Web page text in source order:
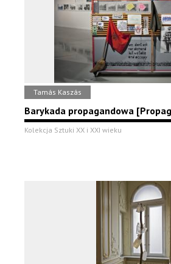
Tamás Kaszás
Barykada propagandowa
Kolekcja Sztuki XX i XXI wieku